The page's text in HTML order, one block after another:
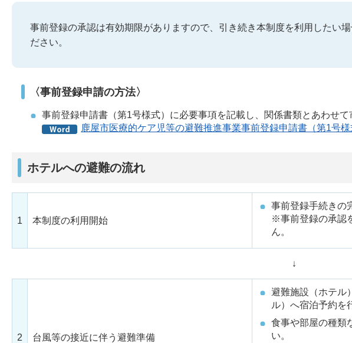
事前登録の承認は有効期限がありますので、引き続き本制度を利用したい
ださい。
〈事前登録申請の方法〉
事前登録申請書（第1号様式）に必要事項を記載し、関係書類とあわせて
鹿屋市医療的ケア児等の避難推進事業事前登録申請書（第1号様
ホテルへの避難の流れ
1 本制度の利用開始
事前登録手続きの
※事前登録の承認
ん。
↓
2 台風等の接近に伴う避難準備
避難施設（ホテル
ル）へ宿泊予約を
食事や部屋の種類
い。